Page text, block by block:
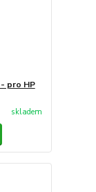
pro HP
skladem